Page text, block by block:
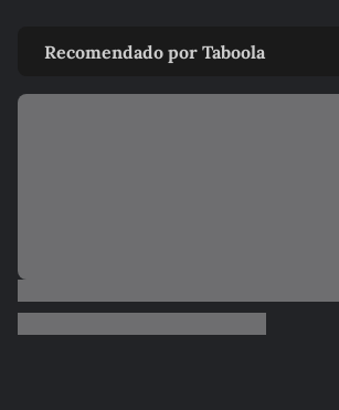
500 casas no RS; vídeos...
CIDADES
‘debaixo d’água’ na
Recomendado por Taboola